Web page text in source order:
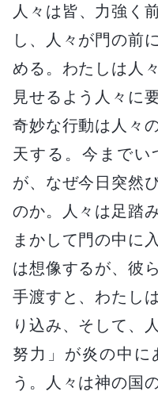
人々は皆、力強
し、人々が門の前
める。わたしは人
見せるよう人々に
奇妙な行動は人々
天する。今までい
が、なぜ今日突然
のか。人々は足踏
まかして門の中に
は想像するが、彼
手渡すと、わたし
り込み、そして、
努力」が炎の中に
う。人々は神の国